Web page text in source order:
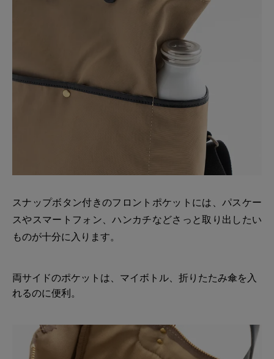
スナップボタン付きのフロントポケットには、パスケー
スやスマートフォン、ハンカチなどさっと取り出したい
ものが十分に入ります。
両サイドのポケットは、マイボトル、折りたたみ傘を入
れるのに便利。